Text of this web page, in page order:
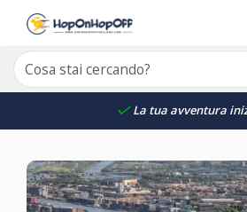
La tua avventura